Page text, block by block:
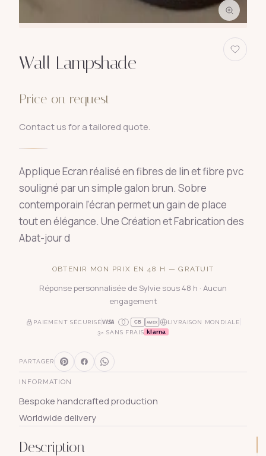
Wall Lampshade
Price on request
Contact us for a tailored quote.
Applique Ecran réalisé en fibres de lin et fibre pvc
souligné par un simple galon brun. Sobre
contemporain l'écran permet un gain de place
tout en élégance. Une Création et Fabrication des
Abat-jour d
OBTENIR MON PRIX EN 48 H — GRATUIT
Réponse personnalisée de Sylvie sous 48 h · Aucun
engagement
PAIEMENT SÉCURISÉ CB AMEX
LIVRAISON MONDIALE
3× SANS FRAIS klarna
PARTAGER
INFORMATION
Bespoke handcrafted production
Worldwide delivery
Description